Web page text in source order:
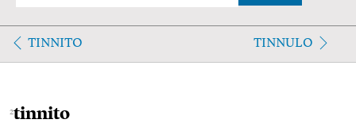
TINNITO TINNULO
2tinnito